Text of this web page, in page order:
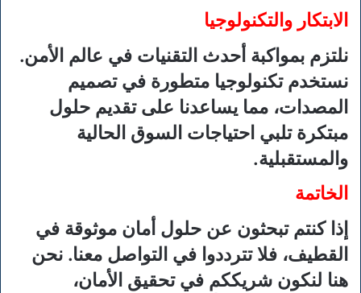
الابتكار والتكنولوجيا
نلتزم بمواكبة أحدث التقنيات في عالم الأمن.
نستخدم تكنولوجيا متطورة في تصميم
المصدات، مما يساعدنا على تقديم حلول
مبتكرة تلبي احتياجات السوق الحالية
والمستقبلية.
الخاتمة
إذا كنتم تبحثون عن حلول أمان موثوقة في
القطيف، فلا تترددوا في التواصل معنا. نحن
هنا لنكون شريككم في تحقيق الأمان،